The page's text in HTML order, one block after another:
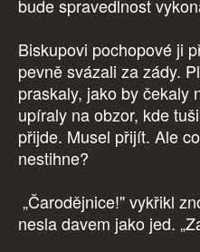
bude spravedlnost
Biskupovi pochopové ji
pevně svázali za zády.
praskaly, jako by čekaly
upíraly na obzor, kde
přijde. Musel přijít. Ale
nestihne?
„Čarodějnice!" vykřikl
nesla davem jako jed.